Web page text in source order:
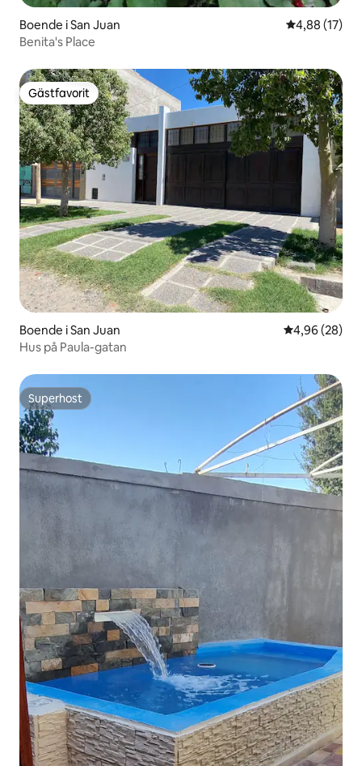
Boende i San Juan 4,88 av 5 i
4,88 (17)
Benita's Place
Gästfavorit
Gästfavorit
Boende i San Juan 4,96 av 5 i
4,96 (28)
Hus på Paula-gatan
Superhost
Superhost